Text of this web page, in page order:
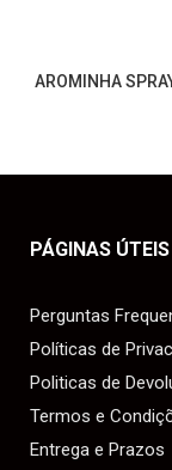
ADICIONAR AO
AROMINHA
PÁGINAS ÚTEIS
Perguntas
Políticas de
Politicas de
Termos e
Entrega e Prazos